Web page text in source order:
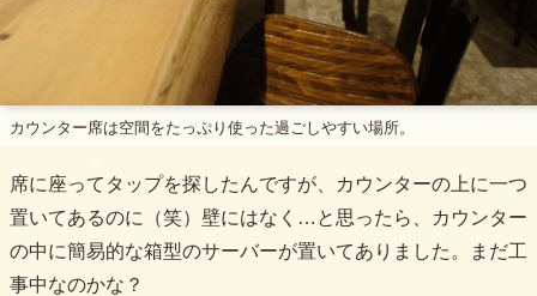
カウンター席は空間をたっぷり使った過ごしやすい場所。
席に座ってタップを探したんですが、カウンターの上に一つ
置いてあるのに（笑）壁にはなく…と思ったら、カウンター
の中に簡易的な箱型のサーバーが置いてありました。まだ工
事中なのかな？